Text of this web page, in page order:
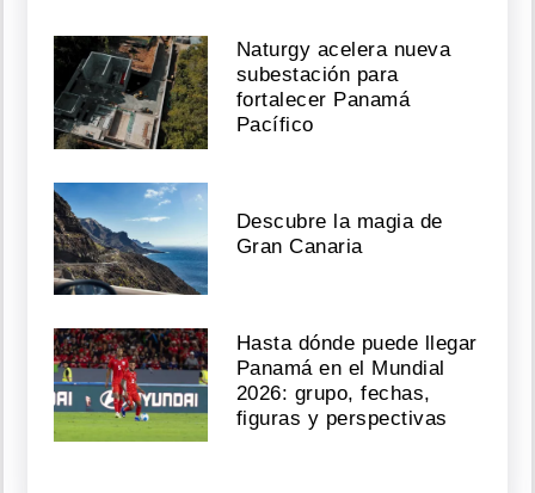
Naturgy acelera nueva
subestación para
fortalecer Panamá
Pacífico
Descubre la magia de
Gran Canaria
Hasta dónde puede llegar
Panamá en el Mundial
2026: grupo, fechas,
figuras y perspectivas